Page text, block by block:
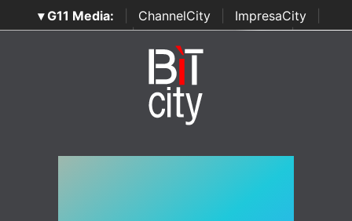
▾ G11 Media: ChannelCity ImpresaCity
SecurityOpenLab | Italian Channel Awards | Italian
Italian Security Awards